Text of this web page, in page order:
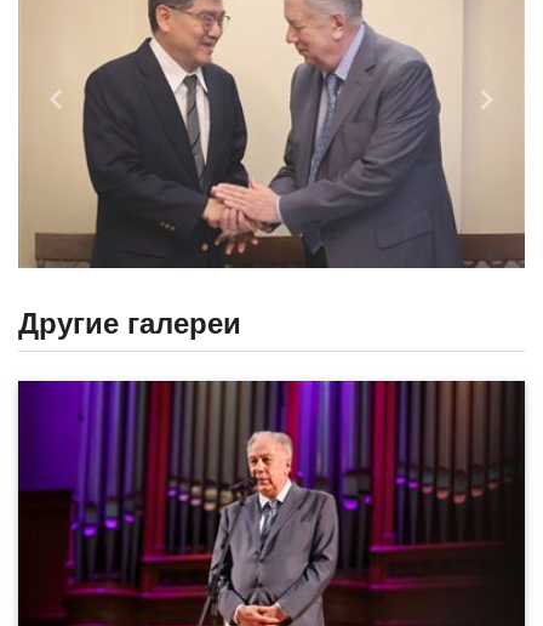
Назад
Другие галереи